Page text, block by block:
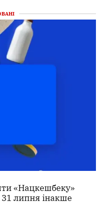
«Нацкешбеку»
липня інакше